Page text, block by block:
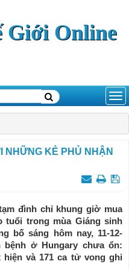
Giới Online
NHỮNG KẺ PHỦ NHẬN
đình chỉ khung giờ mua
tuổi trong mùa Giáng sinh
bố sáng hôm nay, 11-12-
bệnh ở Hungary chưa ổn:
và 171 ca tử vong ghi